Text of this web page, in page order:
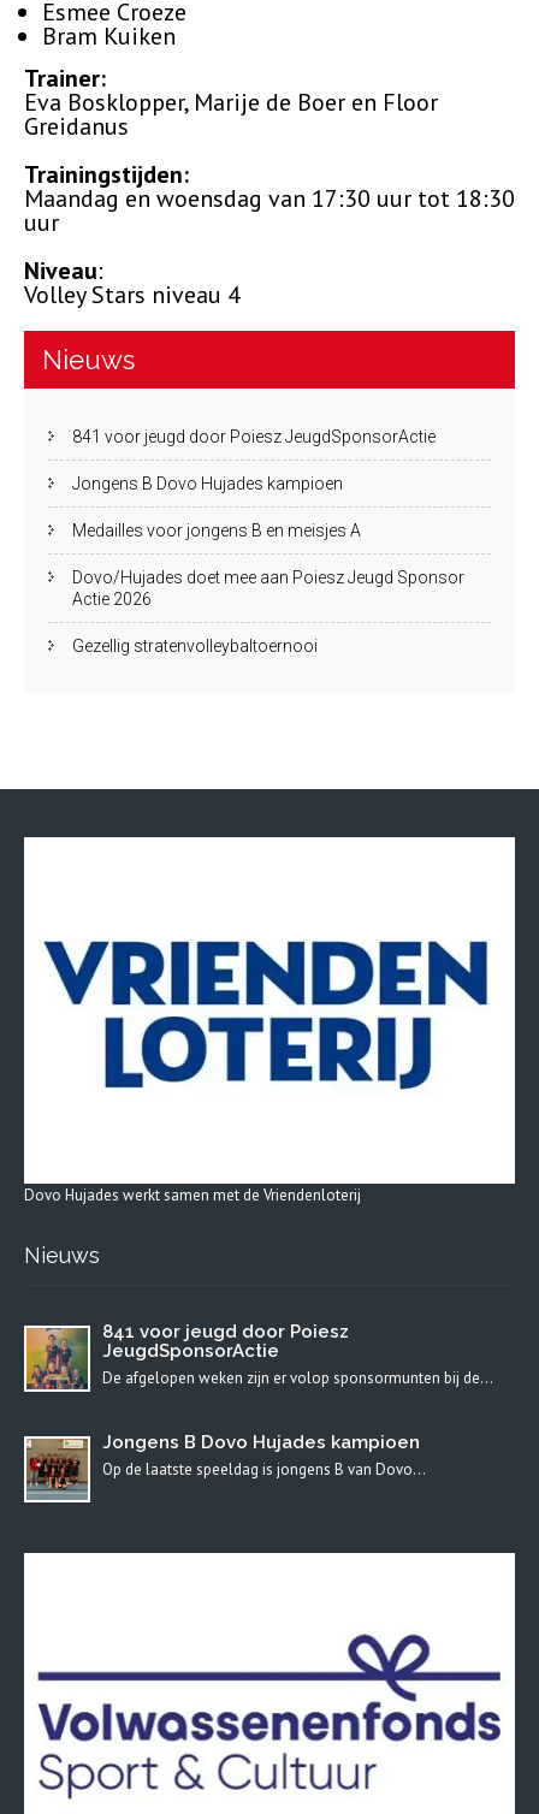
Esmee Croeze
Bram Kuiken
Trainer:
Eva Bosklopper, Marije de Boer en Floor
Greidanus
Trainingstijden:
Maandag en woensdag van 17:30 uur tot 18:30
uur
Niveau:
Volley Stars niveau 4
Nieuws
841 voor jeugd door Poiesz JeugdSponsorActie
Jongens B Dovo Hujades kampioen
Medailles voor jongens B en meisjes A
Dovo/Hujades doet mee aan Poiesz Jeugd Sponsor
Actie 2026
Gezellig stratenvolleybaltoernooi
Dovo Hujades werkt samen met de Vriendenloterij
Nieuws
841 voor jeugd door Poiesz
JeugdSponsorActie
De afgelopen weken zijn er volop sponsormunten bij de…
Jongens B Dovo Hujades kampioen
Op de laatste speeldag is jongens B van Dovo…